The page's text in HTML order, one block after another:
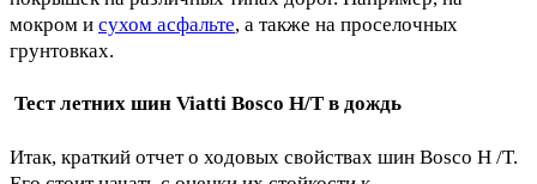
мокром и сухом асфальте, а также на проселочных
грунтовках.
Тест летних шин Viatti Bosco H/T в дождь
Итак, краткий отчет о ходовых свойствах шин Bosco H /T.